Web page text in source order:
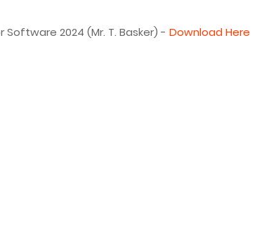
2024 (Mr. T. Basker) - Download Here